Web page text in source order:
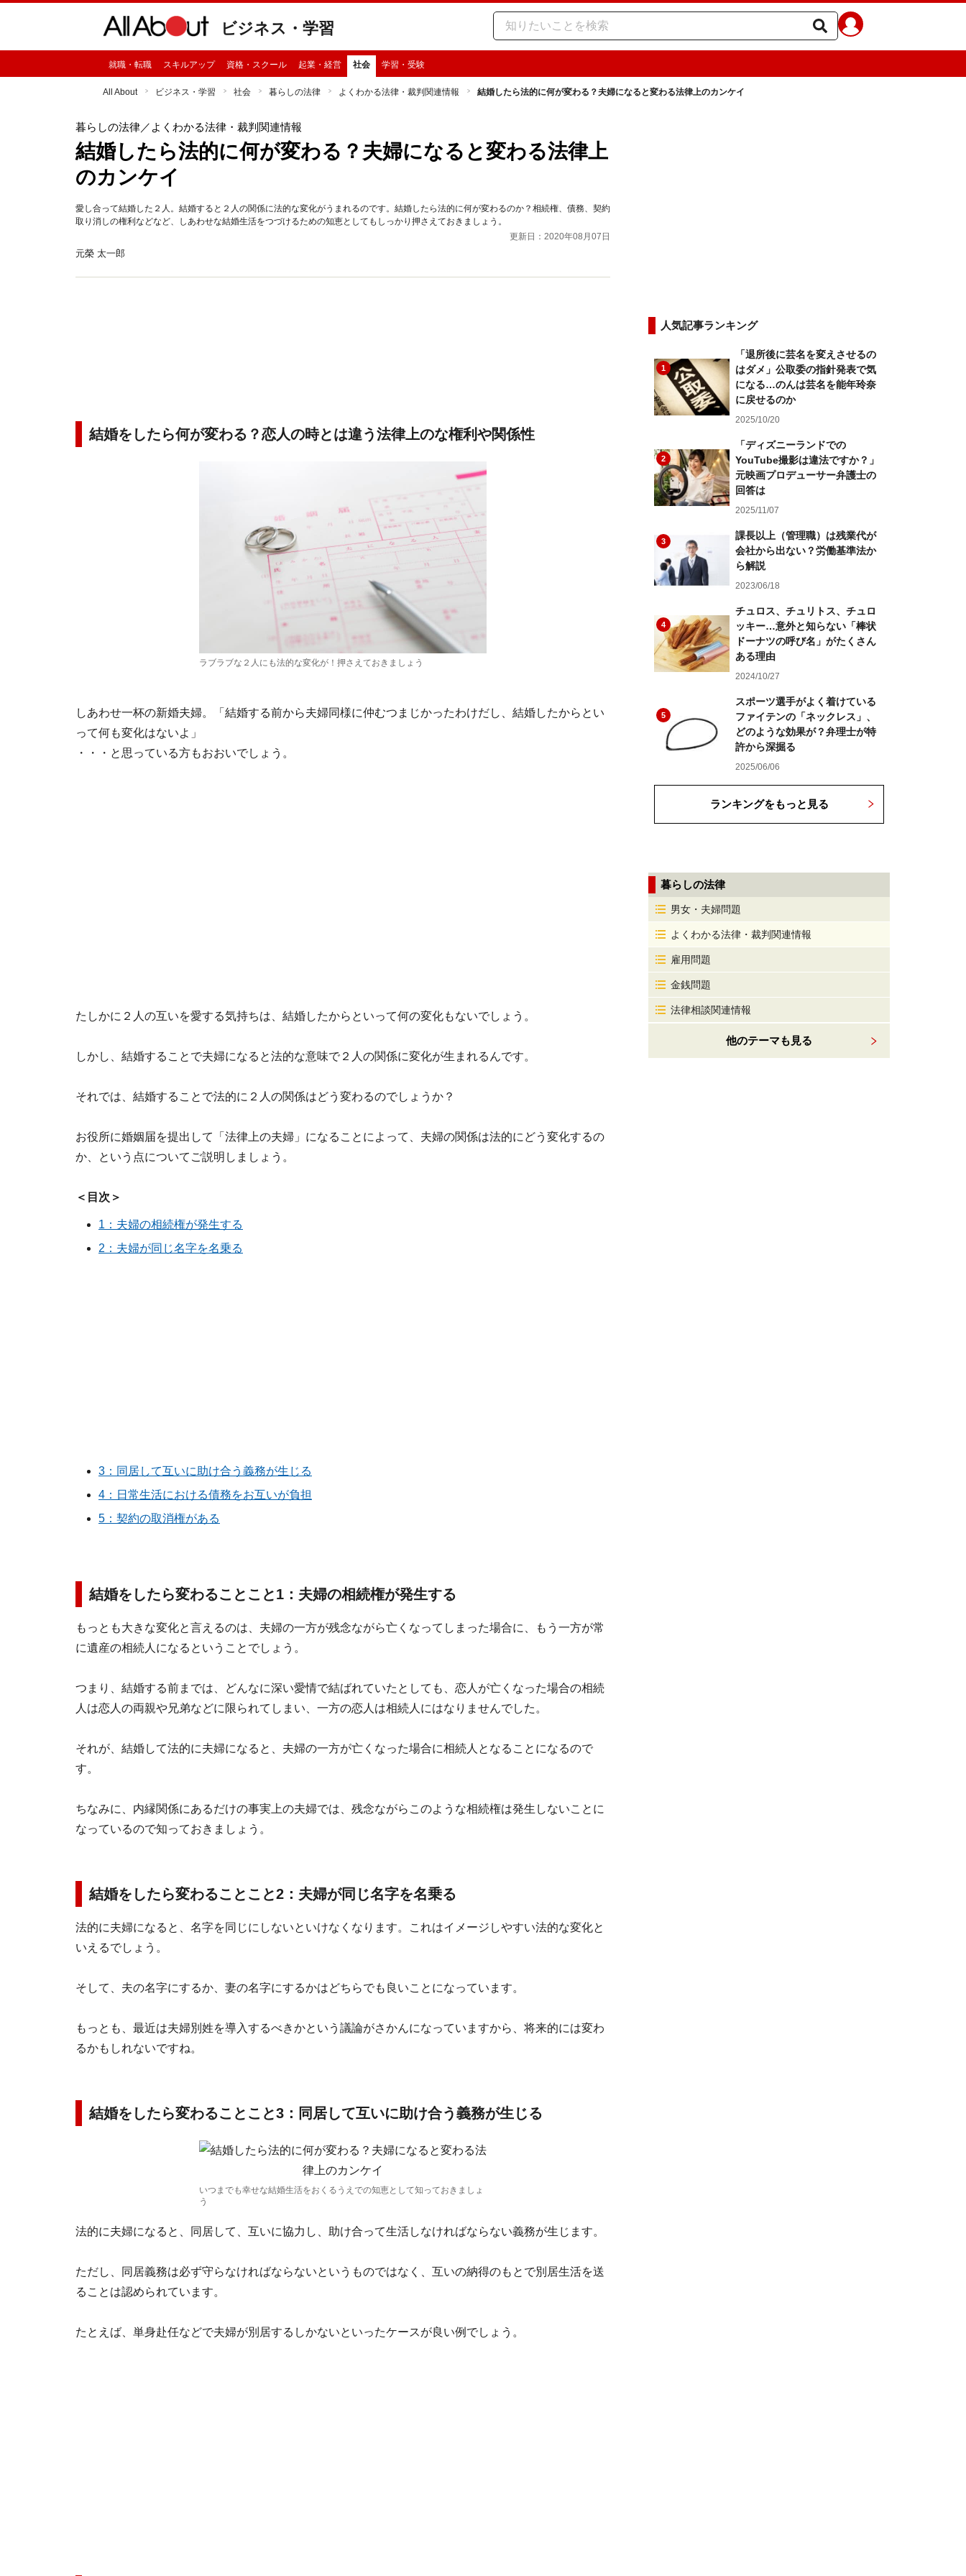
ビジネス・学習
就職・転職 スキルアップ 資格・スクール 起業・経営 社会 学習・受験
All About ビジネス・学習 社会 暮らしの法律 よくわかる法律・裁判関連情報 結婚したら法的に何が変わる？夫婦になると変わる法律上のカンケイ
暮らしの法律／よくわかる法律・裁判関連情報
結婚したら法的に何が変わる？夫婦になると変わる法律上
のカンケイ
愛し合って結婚した２人。結婚すると２人の関係に法的な変化がうまれるのです。結婚したら法的に何が変わるのか？相続権、債務、契約
取り消しの権利などなど、しあわせな結婚生活をつづけるための知恵としてもしっかり押さえておきましょう。
更新日：2020年08月07日
元榮 太一郎
結婚をしたら何が変わる？恋人の時とは違う法律上のな権利や関係性
ラブラブな２人にも法的な変化が！押さえておきましょう
しあわせ一杯の新婚夫婦。「結婚する前から夫婦同様に仲むつまじかったわけだし、結婚したからとい
って何も変化はないよ」
・・・と思っている方もおおいでしょう。
たしかに２人の互いを愛する気持ちは、結婚したからといって何の変化もないでしょう。
しかし、結婚することで夫婦になると法的な意味で２人の関係に変化が生まれるんです。
それでは、結婚することで法的に２人の関係はどう変わるのでしょうか？
お役所に婚姻届を提出して「法律上の夫婦」になることによって、夫婦の関係は法的にどう変化するの
か、という点についてご説明しましょう。
＜目次＞
1：夫婦の相続権が発生する
2：夫婦が同じ名字を名乗る
3：同居して互いに助け合う義務が生じる
4：日常生活における債務をお互いが負担
5：契約の取消権がある
結婚をしたら変わることこと1：夫婦の相続権が発生する
もっとも大きな変化と言えるのは、夫婦の一方が残念ながら亡くなってしまった場合に、もう一方が常
に遺産の相続人になるということでしょう。
つまり、結婚する前までは、どんなに深い愛情で結ばれていたとしても、恋人が亡くなった場合の相続
人は恋人の両親や兄弟などに限られてしまい、一方の恋人は相続人にはなりませんでした。
それが、結婚して法的に夫婦になると、夫婦の一方が亡くなった場合に相続人となることになるので
す。
ちなみに、内縁関係にあるだけの事実上の夫婦では、残念ながらこのような相続権は発生しないことに
なっているので知っておきましょう。
結婚をしたら変わることこと2：夫婦が同じ名字を名乗る
法的に夫婦になると、名字を同じにしないといけなくなります。これはイメージしやすい法的な変化と
いえるでしょう。
そして、夫の名字にするか、妻の名字にするかはどちらでも良いことになっています。
もっとも、最近は夫婦別姓を導入するべきかという議論がさかんになっていますから、将来的には変わ
るかもしれないですね。
結婚をしたら変わることこと3：同居して互いに助け合う義務が生じる
いつまでも幸せな結婚生活をおくるうえでの知恵として知っておきましょ
う
法的に夫婦になると、同居して、互いに協力し、助け合って生活しなければならない義務が生じます。
ただし、同居義務は必ず守らなければならないというものではなく、互いの納得のもとで別居生活を送
ることは認められています。
たとえば、単身赴任などで夫婦が別居するしかないといったケースが良い例でしょう。
人気記事ランキング
1
「退所後に芸名を変えさせるの
はダメ」公取委の指針発表で気
になる…のんは芸名を能年玲奈
に戻せるのか
2025/10/20
2
「ディズニーランドでの
YouTube撮影は違法ですか？」
元映画プロデューサー弁護士の
回答は
2025/11/07
3
課長以上（管理職）は残業代が
会社から出ない？労働基準法か
ら解説
2023/06/18
4
チュロス、チュリトス、チュロ
ッキー…意外と知らない「棒状
ドーナツの呼び名」がたくさん
ある理由
2024/10/27
5
スポーツ選手がよく着けている
ファイテンの「ネックレス」、
どのような効果が？弁理士が特
許から深掘る
2025/06/06
ランキングをもっと見る
暮らしの法律
男女・夫婦問題
よくわかる法律・裁判関連情報
雇用問題
金銭問題
法律相談関連情報
他のテーマも見る